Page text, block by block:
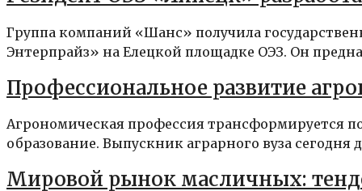
Группа компаний «Шанс» получила
Энтерпрайз» на Елецкой площадке ОЭЗ. Он
Профессиональное развитие
Агрономическая профессия трансформируется
образование. Выпускник аграрного вуза сегодня
Мировой рынок масличных: